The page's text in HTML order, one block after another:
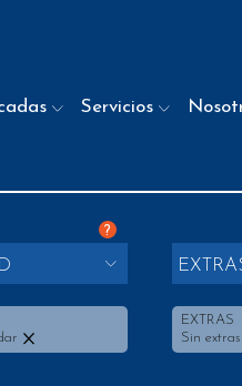
Servicios
?
EXTRAS
Sin extras